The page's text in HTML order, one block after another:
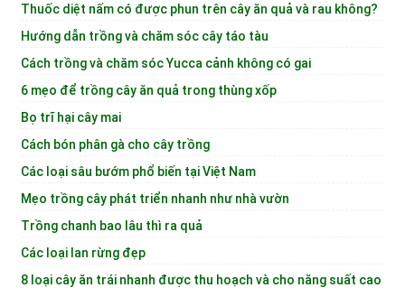
Thuốc diệt nấm có được phun trên cây ăn quả và rau không?
Hướng dẫn trồng và chăm sóc cây táo tàu
Cách trồng và chăm sóc Yucca cảnh không có gai
6 mẹo để trồng cây ăn quả trong thùng xốp
Bọ trĩ hại cây mai
Cách bón phân gà cho cây trồng
Các loại sâu bướm phổ biến tại Việt Nam
Mẹo trồng cây phát triển nhanh như nhà vườn
Trồng chanh bao lâu thì ra quả
Các loại lan rừng đẹp
8 loại cây ăn trái nhanh được thu hoạch và cho năng suất cao